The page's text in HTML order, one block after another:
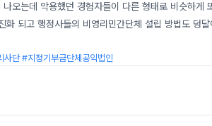
오는데 악용했던 경험자들이 다른 형태로 비슷하게
되고 행정사들의 비영리민간단체 설립 방법도 덩
단 #지정기부금단체공익법인